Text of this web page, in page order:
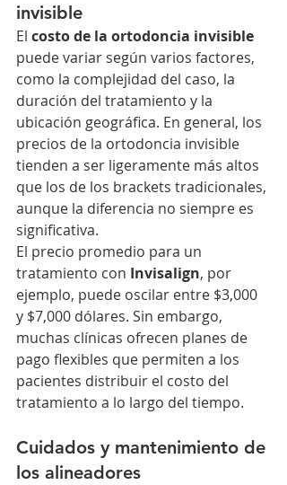
invisible
El costo de la ortodoncia invisible
puede variar según varios factores,
como la complejidad del caso, la
duración del tratamiento y la
ubicación geográfica. En general, los
precios de la ortodoncia invisible
tienden a ser ligeramente más altos
que los de los brackets tradicionales,
aunque la diferencia no siempre es
significativa.
El precio promedio para un
tratamiento con Invisalign, por
ejemplo, puede oscilar entre $3,000
y $7,000 dólares. Sin embargo,
muchas clínicas ofrecen planes de
pago flexibles que permiten a los
pacientes distribuir el costo del
tratamiento a lo largo del tiempo.
Cuidados y mantenimiento de
los alineadores